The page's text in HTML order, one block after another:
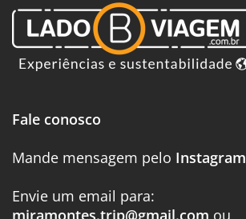
Fale conosco
Mande mensagem pelo Instagram
Envie um email para: